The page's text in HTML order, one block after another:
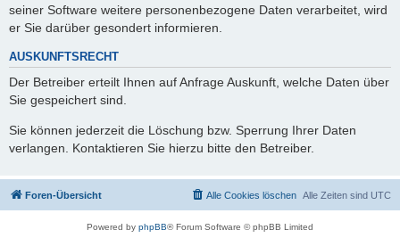
seiner Software weitere personenbezogene Daten verarbeitet, wird
er Sie darüber gesondert informieren.
AUSKUNFTSRECHT
Der Betreiber erteilt Ihnen auf Anfrage Auskunft, welche Daten über
Sie gespeichert sind.
Sie können jederzeit die Löschung bzw. Sperrung Ihrer Daten
verlangen. Kontaktieren Sie hierzu bitte den Betreiber.
Foren-Übersicht Alle Zeiten sind UTC
Alle Cookies löschen
Powered by phpBB® Forum Software © phpBB Limited